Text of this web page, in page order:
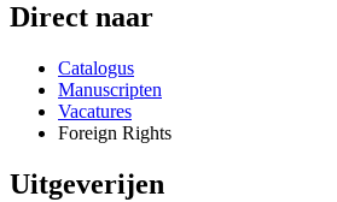
Direct naar
Catalogus
Manuscripten
Vacatures
Foreign Rights
Uitgeverijen